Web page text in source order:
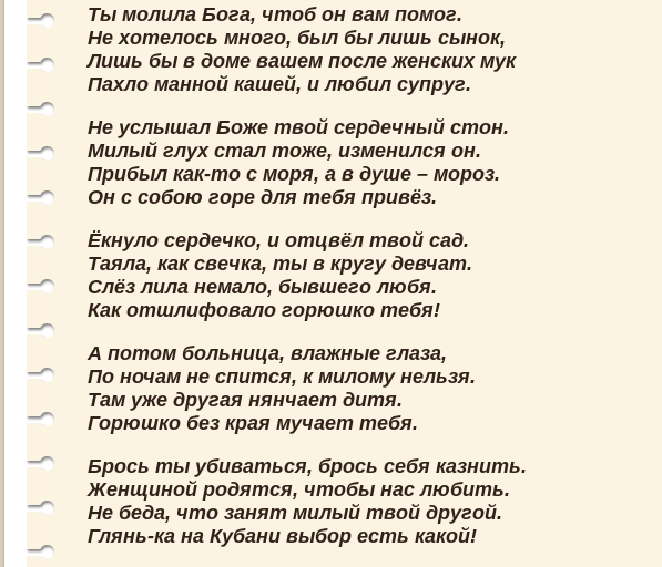
Ты молила Бога, чтоб он вам помог.
Не хотелось много, был бы лишь сынок,
Лишь бы в доме вашем после женских мук
Пахло манной кашей, и любил супруг.
Не услышал Боже твой сердечный стон.
Милый глух стал тоже, изменился он.
Прибыл как-то с моря, а в душе – мороз.
Он с собою горе для тебя привёз.
Ёкнуло сердечко, и отцвёл твой сад.
Таяла, как свечка, ты в кругу девчат.
Слёз лила немало, бывшего любя.
Как отшлифовало горюшко тебя!
А потом больница, влажные глаза,
По ночам не спится, к милому нельзя.
Там уже другая нянчает дитя.
Горюшко без края мучает тебя.
Брось ты убиваться, брось себя казнить.
Женщиной родятся, чтобы нас любить.
Не беда, что занят милый твой другой.
Глянь-ка на Кубани выбор есть какой!